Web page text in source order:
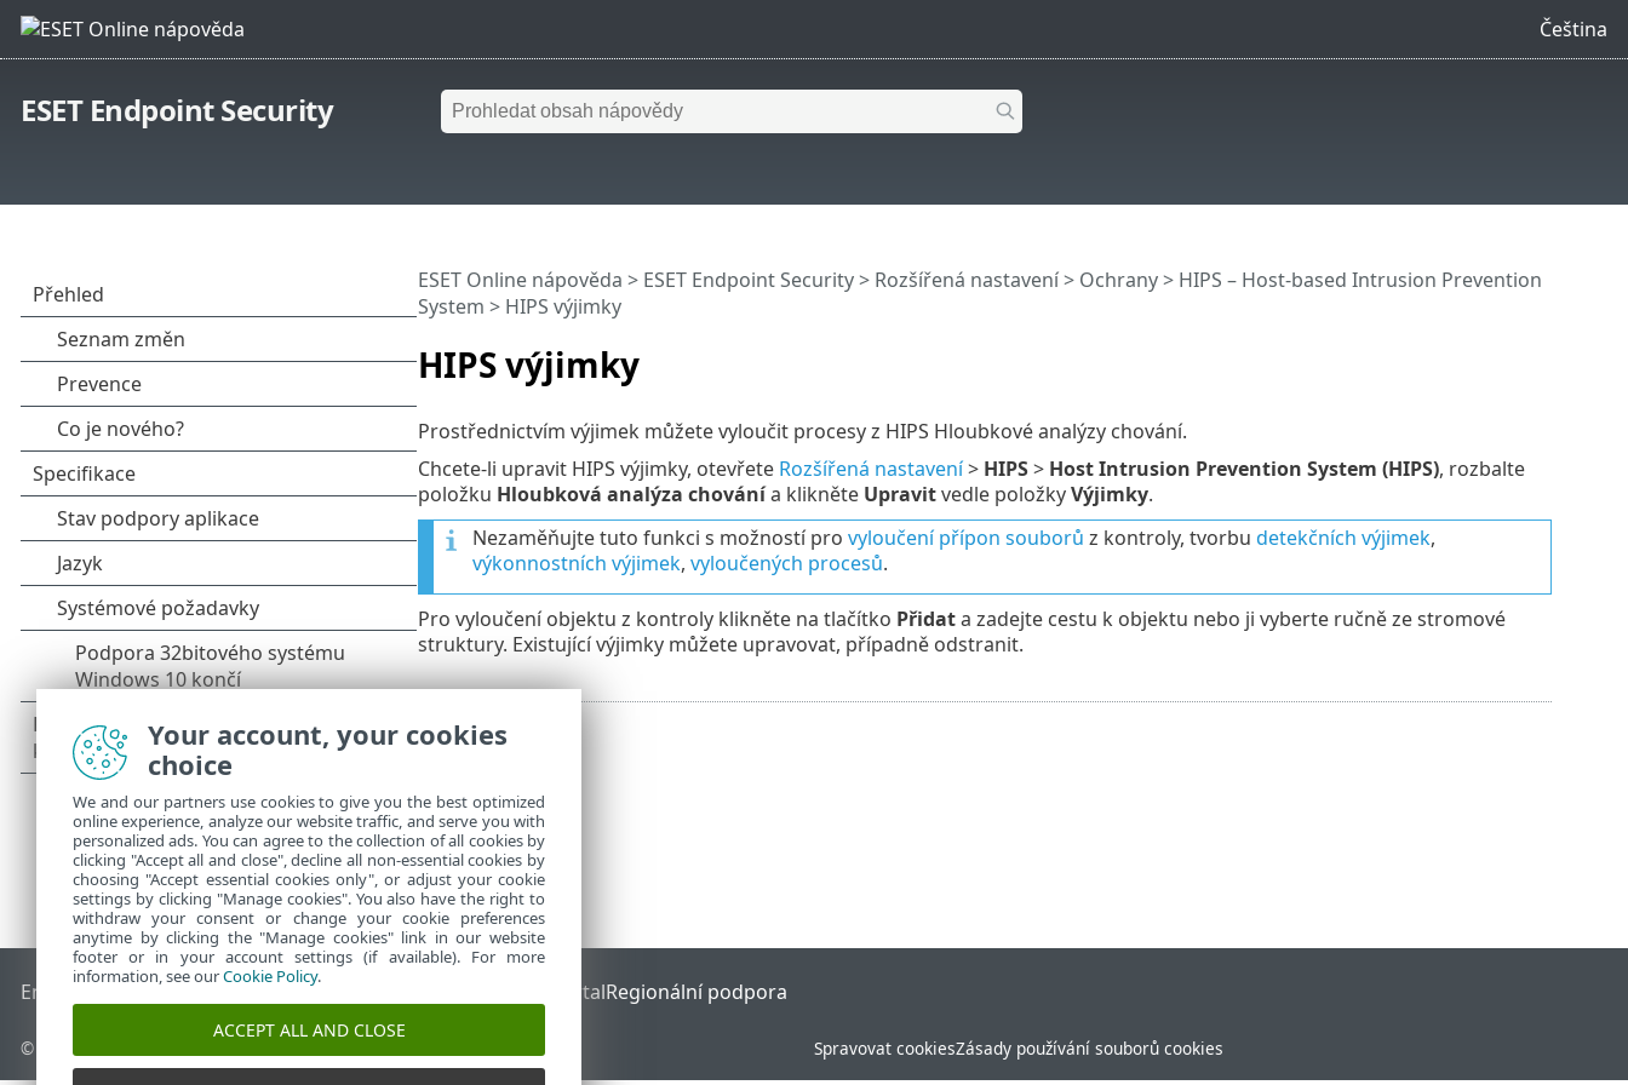
Čeština
ESET Endpoint Security
HIPS výjimky
ESET Online nápověda > ESET Endpoint Security> Rozšířená nastavení> Ochrany> HIPS – Host-based Intrusion Prevention
System > HIPS výjimky
Prostřednictvím výjimek můžete vyloučit procesy z HIPS Hloubkové analýzy chování.
Chcete-li upravit HIPS výjimky, otevřete Rozšířená nastavení> HIPS> Host Intrusion Prevention System (HIPS), rozbalte
položku Hloubková analýza chovánía klikněte Upravitvedle položkyVýjimky.
Nezaměňujte tuto funkci s možností pro vyloučení přípon souborů z kontroly, tvorbu detekčních výjimek,
výkonnostních výjimek, vyloučených procesů.
Pro vyloučení objektu z kontroly klikněte na tlačítko Přidata zadejte cestu k objektu nebo ji vyberte ručně ze stromové
struktury. Existující výjimky můžete upravovat, případně odstranit.
End of Life ESET Databáze znalostí ESET Status PortalRegionální podpora
© 1992 - 2026 ESET, spol. s r.o. - Všechna práva vyhrazena. Spravovat cookiesZásady používání souborů cookies
Your account, your cookies
choice
We and our partners use cookies to give you the best optimized
online experience, analyze our website traffic, and serve you with
personalized ads. You can agree to the collection of all cookies by
clicking "Accept all and close", decline all non-essential cookies by
choosing "Accept essential cookies only", or adjust your cookie
settings by clicking "Manage cookies". You also have the right to
withdraw your consent or change your cookie preferences
anytime by clicking the "Manage cookies" link in our website
footer or in your account settings (if available). For more
information, see ourCookie Policy.
ACCEPT ALL AND CLOSE